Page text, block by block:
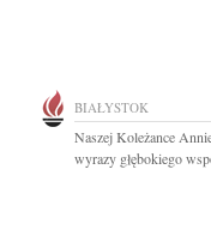
BIAŁYSTOK
Naszej Koleżance
wyrazy głębokiego